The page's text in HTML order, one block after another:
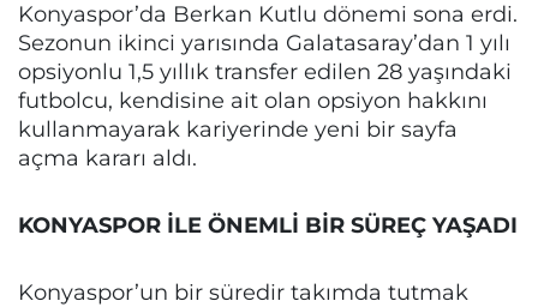
Konyaspor’da Berkan Kutlu dönemi sona erdi.
Sezonun ikinci yarısında Galatasaray’dan 1 yılı
opsiyonlu 1,5 yıllık transfer edilen 28 yaşındaki
futbolcu, kendisine ait olan opsiyon hakkını
kullanmayarak kariyerinde yeni bir sayfa
açma kararı aldı.
KONYASPOR İLE ÖNEMLİ BİR SÜREÇ YAŞADI
Konyaspor’un bir süredir takımda tutmak